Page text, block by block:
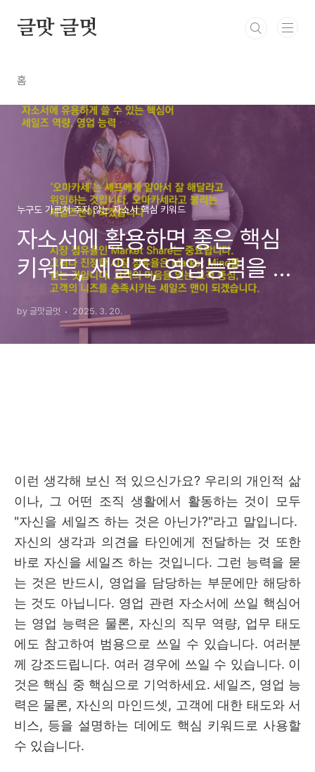
글맛 글멋
홈
누구도 가르쳐 주지 않는 자소서 핵심 키워드
자소서에 활용하면 좋은 핵심
키워드, 세일즈, 영업능력을 묻
는 질문
by 글맛글멋 2025. 3. 20.
이런 생각해 보신 적 있으신가요? 우리의 개인적 삶
이나, 그 어떤 조직 생활에서 활동하는 것이 모두
"자신을 세일즈 하는 것은 아닌가?"라고 말입니다.
자신의 생각과 의견을 타인에게 전달하는 것 또한
바로 자신을 세일즈 하는 것입니다. 그런 능력을 묻
는 것은 반드시, 영업을 담당하는 부문에만 해당하
는 것도 아닙니다. 영업 관련 자소서에 쓰일 핵심어
는 영업 능력은 물론, 자신의 직무 역량, 업무 태도
에도 참고하여 범용으로 쓰일 수 있습니다. 여러분
께 강조드립니다. 여러 경우에 쓰일 수 있습니다. 이
것은 핵심 중 핵심으로 기억하세요. 세일즈, 영업 능
력은 물론, 자신의 마인드셋, 고객에 대한 태도와 서
비스, 등을 설명하는 데에도 핵심 키워드로 사용할
수 있습니다.